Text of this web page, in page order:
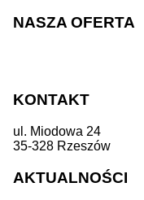
NASZA OFERTA
KONTAKT
ul. Miodowa 24
35-328 Rzeszów
AKTUALNOŚCI